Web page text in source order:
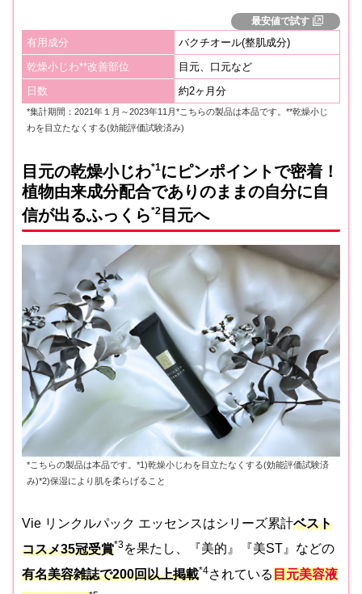
最安値で試す
有用成分
バクチオール(整肌成分)
乾燥小じわ**改善部位
目元、口元など
日数
約2ヶ月分
*集計期間：2021年１月～2023年11月*こちらの製品は本品です。**乾燥小じ
わを目立たなくする(効能評価試験済み)
目元の乾燥小じわ*1にピンポイントで密着！
植物由来成分配合でありのままの自分に自
信が出るふっくら*2 目元へ
*こちらの製品は本品です。*1)乾燥小じわを目立たなくする(効能評価試験済
み)*2)保湿により肌を柔らげること
Vie リンクルパック エッセンスはシリーズ累計ベスト
コスメ35冠受賞*3を果たし、『美的』『美ST』などの
有名美容雑誌で200回以上掲載*4されている 目元美容液